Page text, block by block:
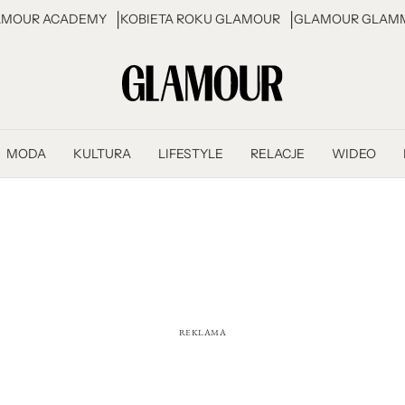
ACADEMY KOBIETA ROKU GLAMOUR GLAMOUR
MODA KULTURA LIFESTYLE RELACJE WIDEO